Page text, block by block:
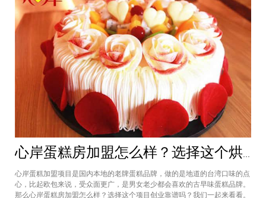
心岸蛋糕房加盟怎么样？选择这个烘焙品牌创业靠谱吗
心岸蛋糕加盟项目是国内本地的老牌蛋糕品牌，做的是地道的台湾口味的点
心，比起欧包来说，受众面更广，是男女老少都会喜欢的古早味蛋糕品牌。
那么心岸蛋糕房加盟怎么样？选择这个项目创业靠谱吗？我们一起来看看。